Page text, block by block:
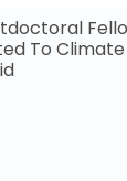
To